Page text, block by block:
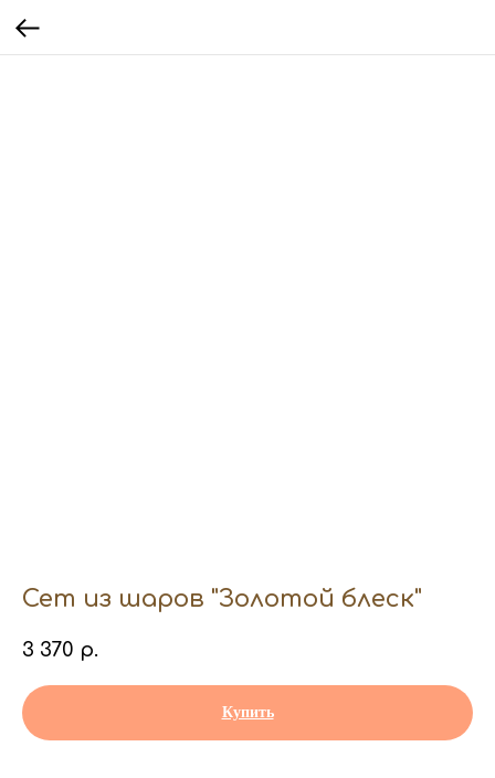
Сет из шаров "Золотой блеск"
3 370 р.
Купить